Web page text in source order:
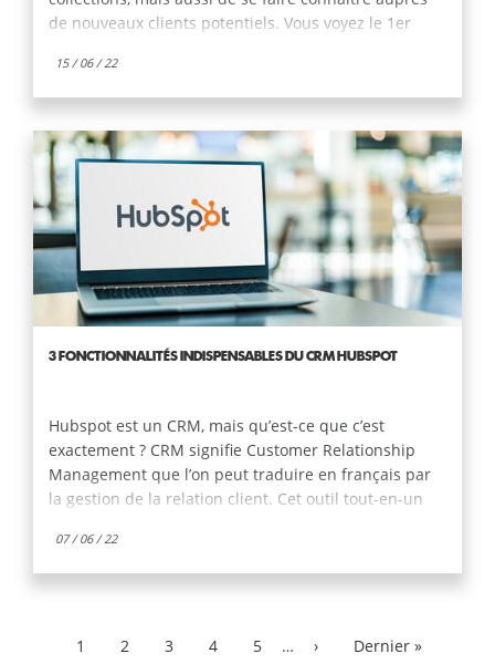
de nouveaux clients potentiels. Vous voyez le 1er
où commencer ? Voici quelques bonnes pratiques
pour votre communication en ligne.
15 / 06 / 22
3 FONCTIONNALITÉS INDISPENSABLES DU CRM HUBSPOT
Hubspot est un CRM, mais qu’est-ce que c’est
exactement ? CRM signifie Customer Relationship
Management que l’on peut traduire en français par
la gestion de la relation client. Cet outil tout-en-un
clients, vos ventes et même vos réseaux sociaux.
N’est-ce pas incroyable ? Un CRM est indispensable
clients/prospects.
07 / 06 / 22
1 2 3 4 5 … › Dernier »